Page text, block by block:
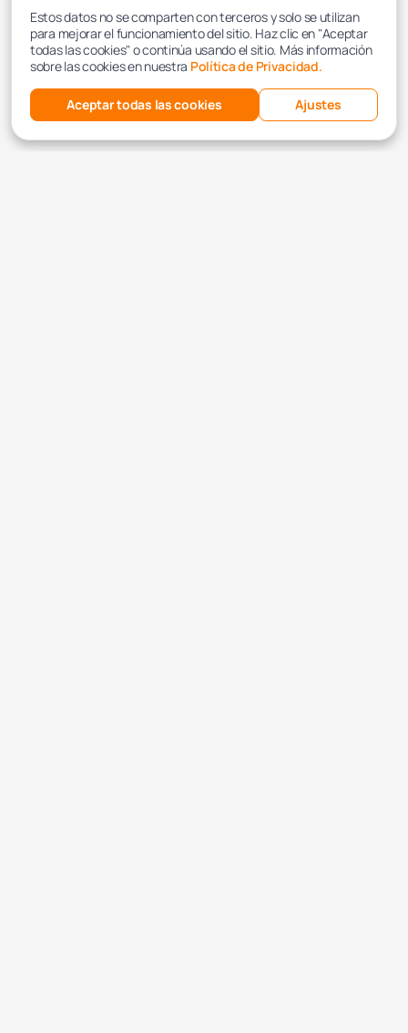
Estos datos no se comparten con terceros y solo se utilizan
para mejorar el funcionamiento del sitio. Haz clic en "Aceptar
todas las cookies" o continúa usando el sitio. Más información
sobre las cookies en nuestra Política de Privacidad.
Aceptar todas las cookies Ajustes